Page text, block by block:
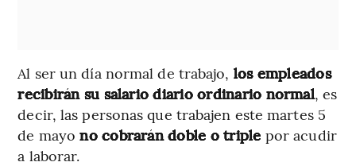
Al ser un día normal de trabajo, los empleados
recibirán su salario diario ordinario normal, es
decir, las personas que trabajen este martes 5
de mayo no cobrarán doble o triple por acudir
a laborar.